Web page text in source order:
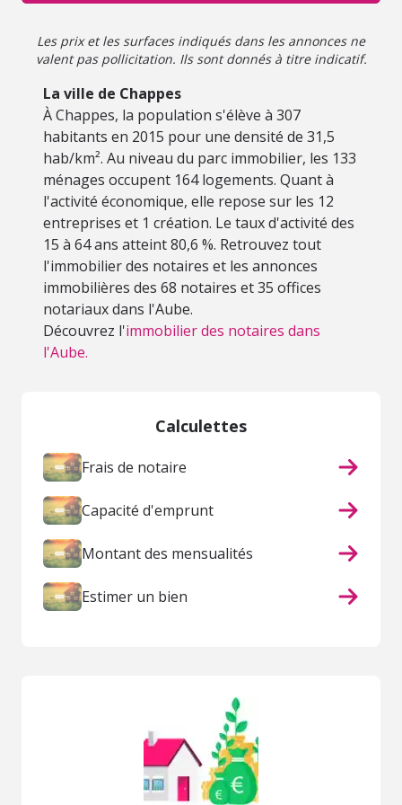
troyenne, ainsi que des sites liés au patrimoine local et
accès aux itinéraires de promenade, aux espaces naturels
et aux zones de loisirs du territoire.
Les prix et les surfaces indiqués dans les annonces ne
valent pas pollicitation. Ils sont donnés à titre indicatif.
La ville de Chappes
À Chappes, la population s'élève à 307
habitants en 2015 pour une densité de 31,5
hab/km². Au niveau du parc immobilier, les 133
ménages occupent 164 logements. Quant à
l'activité économique, elle repose sur les 12
entreprises et 1 création. Le taux d'activité des
15 à 64 ans atteint 80,6 %. Retrouvez tout
l'immobilier des notaires et les annonces
immobilières des 68 notaires et 35 offices
notariaux dans l'Aube.
Découvrez l'immobilier des notaires dans
l'Aube.
Calculettes
Frais de notaire
Capacité d'emprunt
Montant des mensualités
Estimer un bien